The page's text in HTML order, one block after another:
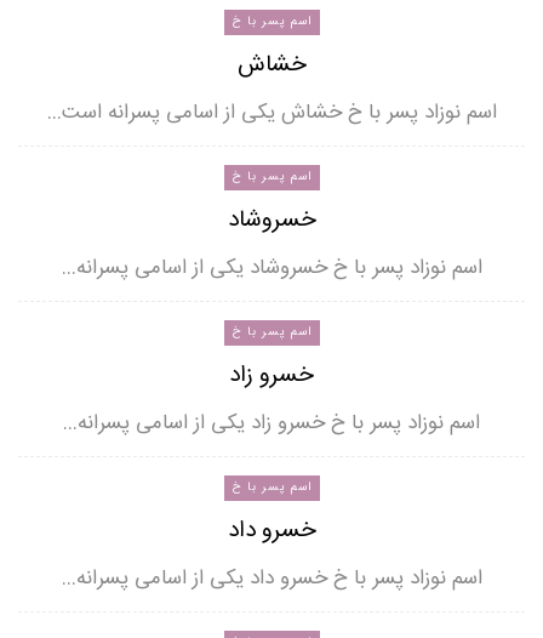
اسم پسر با خ
خشاش
اسم نوزاد پسر با خ خشاش یکی از اسامی پسرانه است…
اسم پسر با خ
خسروشاد
اسم نوزاد پسر با خ خسروشاد یکی از اسامی پسرانه…
اسم پسر با خ
خسرو زاد
اسم نوزاد پسر با خ خسرو زاد یکی از اسامی پسرانه…
اسم پسر با خ
خسرو داد
اسم نوزاد پسر با خ خسرو داد یکی از اسامی پسرانه…